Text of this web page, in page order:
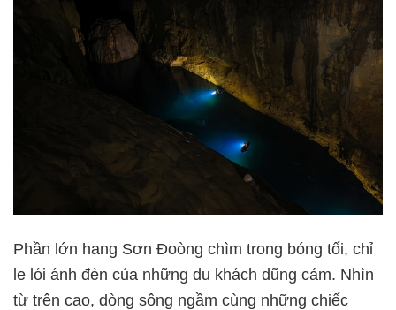
Phần lớn hang Sơn Đoòng chìm trong bóng tối, chỉ
le lói ánh đèn của những du khách dũng cảm. Nhìn
từ trên cao, dòng sông ngầm cùng những chiếc